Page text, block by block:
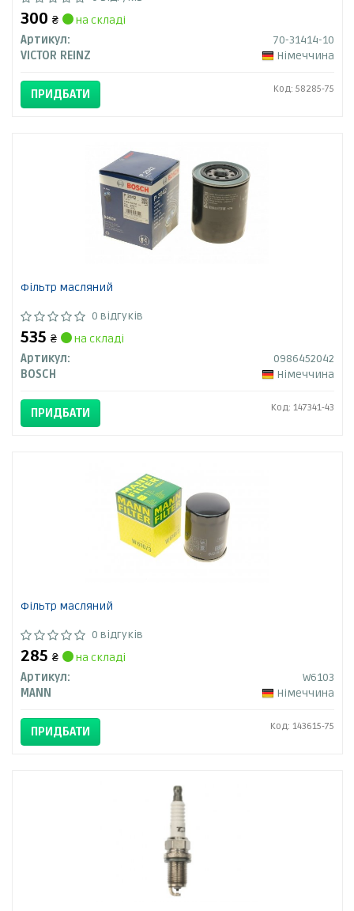
300 ₴
на складі
Артикул:
70-31414-10
VICTOR REINZ
Німеччина
ПРИДБАТИ Код: 58285-75
Фільтр масляний
0 відгуків
535 ₴
на складі
Артикул:
0986452042
BOSCH
Німеччина
ПРИДБАТИ Код: 147341-43
Фільтр масляний
0 відгуків
285 ₴
на складі
Артикул:
W6103
MANN
Німеччина
ПРИДБАТИ Код: 143615-75